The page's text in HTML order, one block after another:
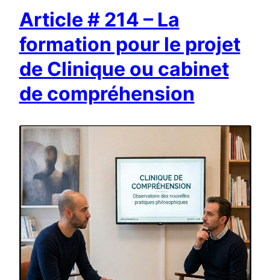
Article # 214 – La
formation pour le projet
de Clinique ou cabinet
de compréhension